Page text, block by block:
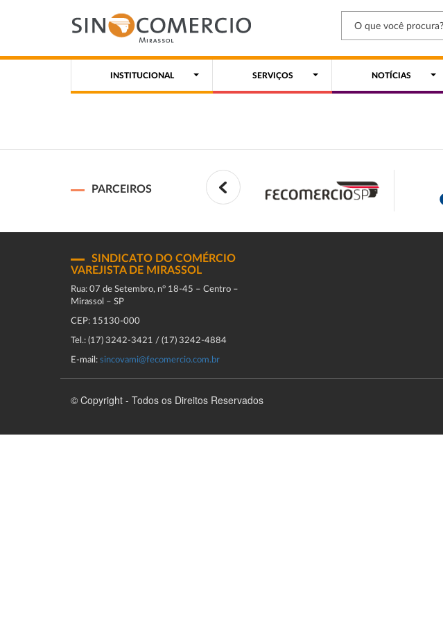
INSTITUCIONAL SERVIÇOS NOTÍCIAS
PARCEIROS
SINDICATO DO COMÉRCIO
VAREJISTA DE MIRASSOL
Rua: 07 de Setembro, n° 18-45 – Centro –
Mirassol – SP
CEP: 15130-000
Tel.: (17) 3242-3421 / (17) 3242-4884
E-mail: sincovami@fecomercio.com.br
© Copyright - Todos os Direitos Reservados